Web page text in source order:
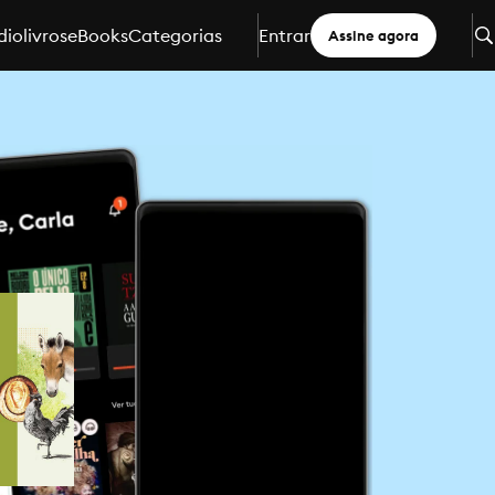
eBooksCategorias Entrar Assine agora